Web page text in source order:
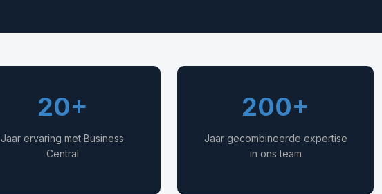
20+
Jaar ervaring met Business
Central
200+
Jaar gecombineerde expertise
in ons team